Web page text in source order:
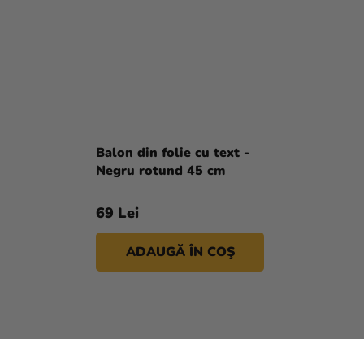
Balon din folie cu text -
Negru rotund 45 cm
69 Lei
ADAUGĂ ÎN COŞ